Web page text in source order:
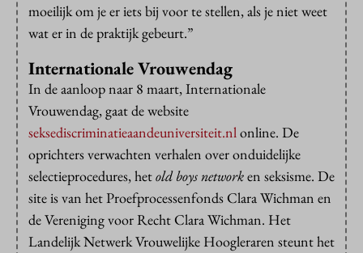
moeilijk om je er iets bij voor te stellen, als je niet weet
wat er in de praktijk gebeurt.”
Internationale Vrouwendag
In de aanloop naar 8 maart, Internationale
Vrouwendag, gaat de website
seksediscriminatieaandeuniversiteit.nlonline. De
oprichters verwachten verhalen over onduidelijke
selectieprocedures, hetold boys networken seksisme. De
site is van het Proefprocessenfonds Clara Wichman en
de Vereniging voor Recht Clara Wichman. Het
Landelijk Netwerk Vrouwelijke Hoogleraren steunt het